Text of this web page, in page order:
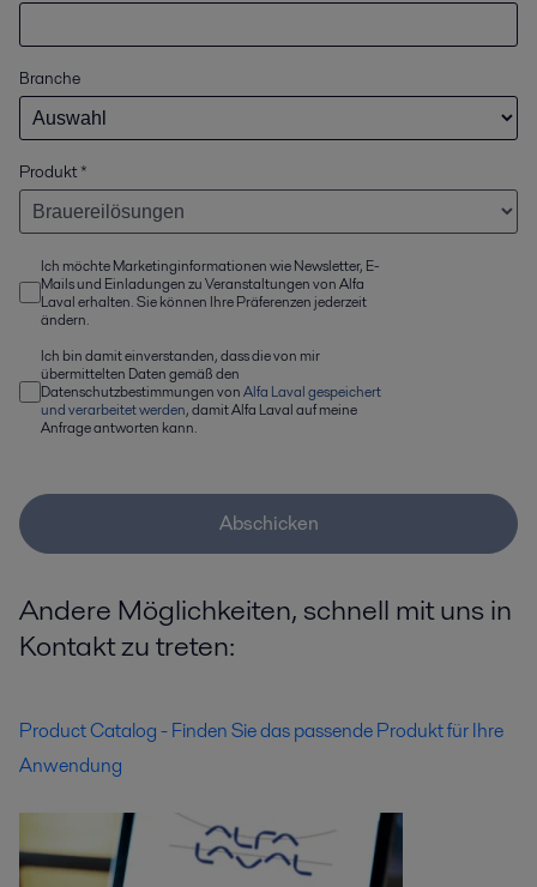
Branche
Produkt*
Ich möchte Marketinginformationen wie Newsletter, E-
Mails und Einladungen zu Veranstaltungen von Alfa
Laval erhalten. Sie können Ihre Präferenzen jederzeit
ändern.
Ich bin damit einverstanden, dass die von mir
übermittelten Daten gemäß den
Datenschutzbestimmungen vonAlfa Laval gespeichert
und verarbeitet werden, damit Alfa Laval auf meine
Anfrage antworten kann.
Abschicken
Andere Möglichkeiten, schnell mit uns in
Kontakt zu treten:
Product Catalog - Finden Sie das passende Produkt für Ihre
Anwendung